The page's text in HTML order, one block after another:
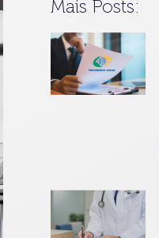
Mais Posts: